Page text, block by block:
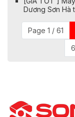
Dương Sơn Hà
Page 1 / 61